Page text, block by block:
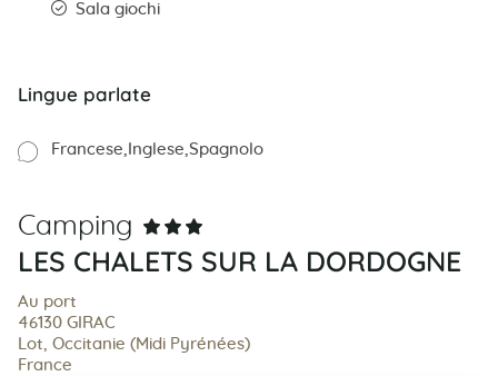
Sala giochi
Lingue parlate
Francese Inglese Spagnolo
Camping
LES CHALETS SUR LA DORDOGNE
Au port
46130 GIRAC
Lot, Occitanie (Midi Pyrénées)
France